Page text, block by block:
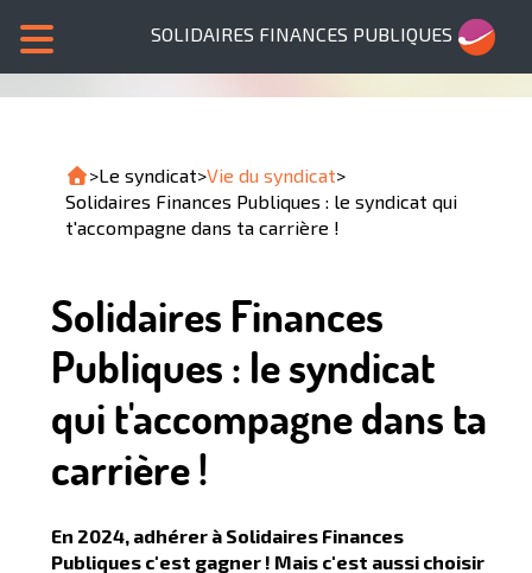
SOLIDAIRES FINANCES PUBLIQUES
>Le syndicat>Vie du syndicat>
Solidaires Finances Publiques : le syndicat qui
t'accompagne dans ta carrière !
Solidaires Finances
Publiques : le syndicat
qui t'accompagne dans ta
carrière !
En 2024, adhérer à Solidaires Finances
Publiques c'est gagner ! Mais c'est aussi choisir